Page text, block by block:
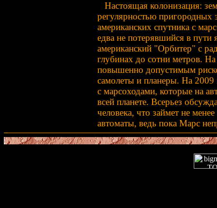
Настоящая колонизация:
регулярностью пригородных
американских спутника с
едва не потерявшийся в пути
американский "Орбитер" с
глубинах до сотни метров.
повышенно допустимым
самолеты и планеры. На
с марсоходами, которые на
всей планете. Всерьез
человека, что займет не
автоматы, ведь пока Марс